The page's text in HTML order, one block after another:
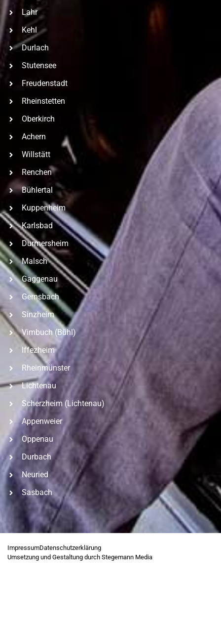
Lahr
Kehl
Durlach
Stutensee
Freudenstadt
Rheinstetten
Oberkirch
Achern
Willstätt
Renchen
Bühlertal
Kuppenheim
Karlsbad
Durmersheim
Malsch
Gaggenau
Gernsbach
Sinzheim
Vimbuch (Bühl)
Iffezheim
Rheinmünster
Lichtenau
Scherzheim (Lichtenau)
Appenweier
Oppenau
Durbach
Neuried
Sasbach
ImpressumDatenschutzerklärung
Umsetzung und Gestaltung durch Stegemann Media